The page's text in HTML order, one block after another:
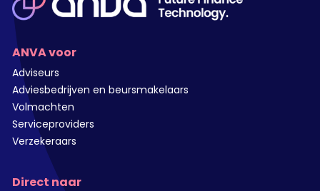
ANVA voor
Adviseurs
Adviesbedrijven en beursmakelaars
Volmachten
Serviceproviders
Verzekeraars
Direct naar